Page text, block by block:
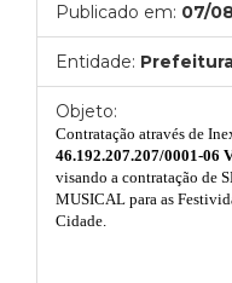
Publicado em: 07/
Entidade:
Objeto:
Contratação através de
46.192.207.207/0001-06
visando a contratação de
MUSICAL para as
Cidade.